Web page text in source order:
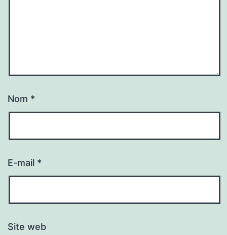
Nom *
E-mail *
Site web